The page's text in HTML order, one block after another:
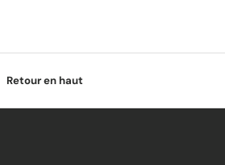
Retour en haut